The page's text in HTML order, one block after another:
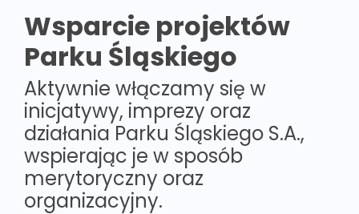
Wsparcie projektów
Parku Śląskiego
Aktywnie włączamy się w
inicjatywy, imprezy oraz
działania Parku Śląskiego S.A.,
wspierając je w sposób
merytoryczny oraz
organizacyjny.